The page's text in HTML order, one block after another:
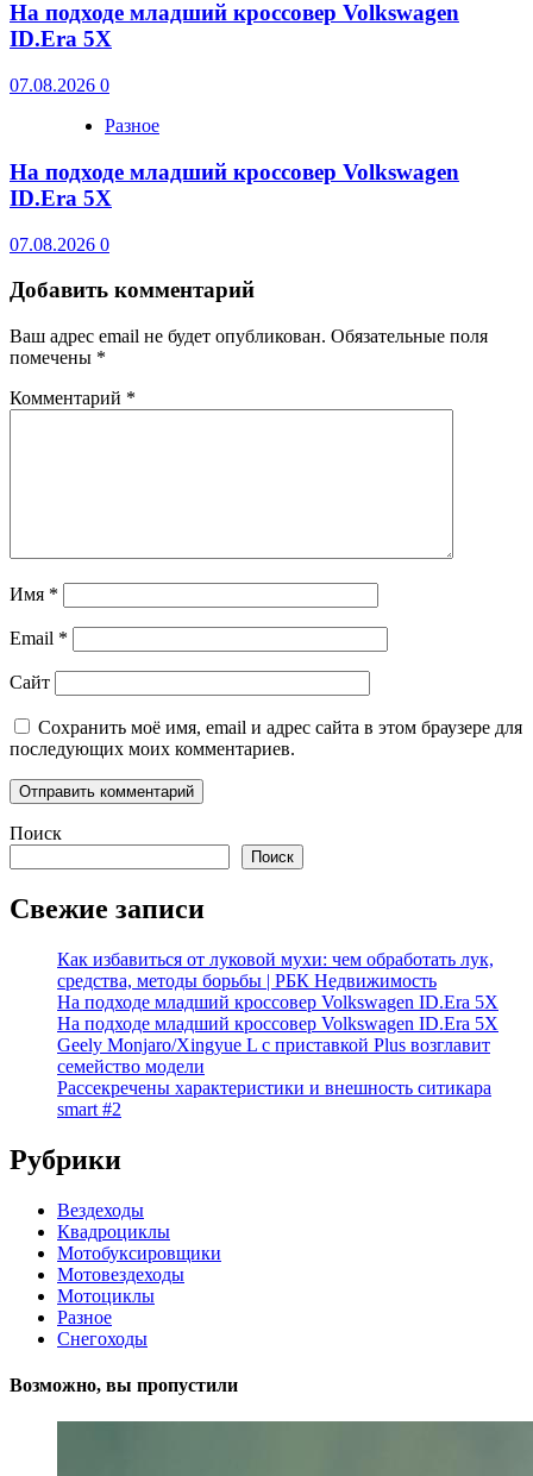
На подходе младший кроссовер Volkswagen
ID.Era 5X
07.08.2026 0
Разное
На подходе младший кроссовер Volkswagen
ID.Era 5X
07.08.2026 0
Добавить комментарий
Ваш адрес email не будет опубликован. Обязательные поля
помечены *
Комментарий *
Имя *
Email *
Сайт
Сохранить моё имя, email и адрес сайта в этом браузере для
последующих моих комментариев.
Поиск
Поиск
Свежие записи
Как избавиться от луковой мухи: чем обработать лук,
средства, методы борьбы | РБК Недвижимость
На подходе младший кроссовер Volkswagen ID.Era 5X
На подходе младший кроссовер Volkswagen ID.Era 5X
Geely Monjaro/Xingyue L с приставкой Plus возглавит
семейство модели
Рассекречены характеристики и внешность ситикара
smart #2
Рубрики
Вездеходы
Квадроциклы
Мотобуксировщики
Мотовездеходы
Мотоциклы
Разное
Снегоходы
Возможно, вы пропустили